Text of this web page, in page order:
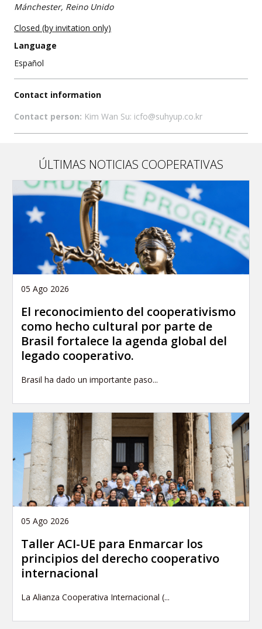
Mánchester, Reino Unido
Closed (by invitation only)
Language
Español
Contact information
Contact person: Kim Wan Su: icfo@suhyup.co.kr
ÚLTIMAS NOTICIAS COOPERATIVAS
05 Ago 2026
El reconocimiento del cooperativismo
como hecho cultural por parte de
Brasil fortalece la agenda global del
legado cooperativo.
Brasil ha dado un importante paso...
05 Ago 2026
Taller ACI-UE para Enmarcar los
principios del derecho cooperativo
internacional
La Alianza Cooperativa Internacional (...